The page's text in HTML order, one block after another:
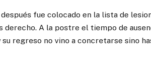
fue colocado en la lista de
derecho. A la postre el tiempo de
regreso no vino a concretarse sino